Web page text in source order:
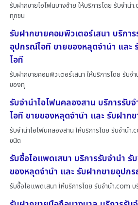
รับฝากขายไอโฟนบางซ้าย ให้บริการโดย รับจํานํ
ทุกชน
รับฝากขายคอมพิวเตอร์เสนา บริกา
อุปกรณ์ไอที ขายของหลุดจำนำ แล
ไอที
รับฝากขายคอมพิวเตอร์เสนา ให้บริการโดย รับจํ
ของทุ
รับจำนำไอโฟนคลองสาน บริการรับ
ไอที ขายของหลุดจำนำ และ รับฝาก
รับจำนำไอโฟนคลองสาน ให้บริการโดย รับจํานํา
ชนิด
รับซื้อไอแพดเสนา บริการรับจำนำ
ของหลุดจำนำ และ รับฝากขายอุปก
รับซื้อไอแพดเสนา ให้บริการโดย รับจํานํา.com